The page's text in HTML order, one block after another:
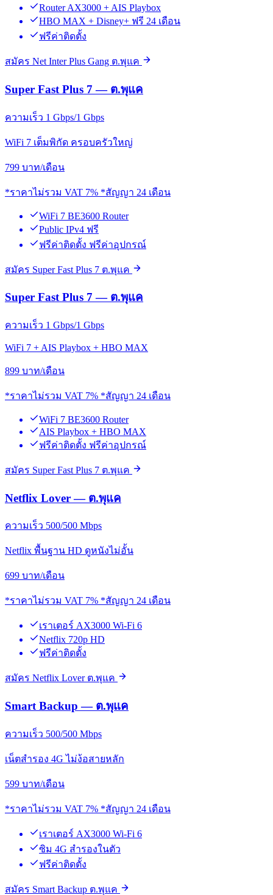
Router AX3000 + AIS Playbox
HBO MAX + Disney+ ฟรี 24 เดือน
ฟรีค่าติดตั้ง
สมัคร Net Inter Plus Gang ต.พุแค
Super Fast Plus 7 — ต.พุแค
ความเร็ว 1 Gbps/1 Gbps
WiFi 7 เต็มพิกัด ครอบครัวใหญ่
799 บาท/เดือน
*ราคาไม่รวม VAT 7% *สัญญา 24 เดือน
WiFi 7 BE3600 Router
Public IPv4 ฟรี
ฟรีค่าติดตั้ง ฟรีค่าอุปกรณ์
สมัคร Super Fast Plus 7 ต.พุแค
Super Fast Plus 7 — ต.พุแค
ความเร็ว 1 Gbps/1 Gbps
WiFi 7 + AIS Playbox + HBO MAX
899 บาท/เดือน
*ราคาไม่รวม VAT 7% *สัญญา 24 เดือน
WiFi 7 BE3600 Router
AIS Playbox + HBO MAX
ฟรีค่าติดตั้ง ฟรีค่าอุปกรณ์
สมัคร Super Fast Plus 7 ต.พุแค
Netflix Lover — ต.พุแค
ความเร็ว 500/500 Mbps
Netflix พื้นฐาน HD ดูหนังไม่อั้น
699 บาท/เดือน
*ราคาไม่รวม VAT 7% *สัญญา 24 เดือน
เราเตอร์ AX3000 Wi-Fi 6
Netflix 720p HD
ฟรีค่าติดตั้ง
สมัคร Netflix Lover ต.พุแค
Smart Backup — ต.พุแค
ความเร็ว 500/500 Mbps
เน็ตสำรอง 4G ไม่ง้อสายหลัก
599 บาท/เดือน
*ราคาไม่รวม VAT 7% *สัญญา 24 เดือน
เราเตอร์ AX3000 Wi-Fi 6
ซิม 4G สำรองในตัว
ฟรีค่าติดตั้ง
สมัคร Smart Backup ต.พุแค